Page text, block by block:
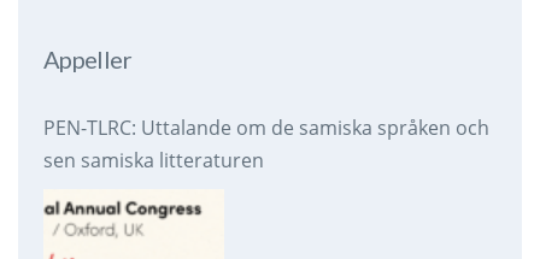
Appeller
PEN-TLRC: Uttalande om de samiska språken och
sen samiska litteraturen